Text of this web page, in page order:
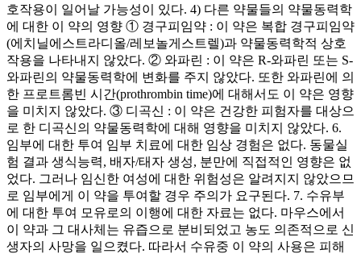
호작용이 일어날 가능성이 있다. 4) 다른 약물들의 약물동력학
에 대한 이 약의 영향 ① 경구피임약 : 이 약은 복합 경구피임약
(에치닐에스트라디올/레보놀게스트렐)과 약물동력학적 상호
작용을 나타내지 않았다. ② 와파린 : 이 약은 R-와파린 또는 S-
와파린의 약물동력학에 변화를 주지 않았다. 또한 와파린에 의
한 프로트롬빈 시간(prothrombin time)에 대해서도 이 약은 영향
을 미치지 않았다. ③ 디곡신 : 이 약은 건강한 피험자를 대상으
로 한 디곡신의 약물동력학에 대해 영향을 미치지 않았다. 6.
임부에 대한 투여 임부 치료에 대한 임상 경험은 없다. 동물실
험 결과 생식능력, 배자/태자 생성, 분만에 직접적인 영향은 없
었다. 그러나 임신한 여성에 대한 위험성은 알려지지 않았으므
로 임부에게 이 약을 투여할 경우 주의가 요구된다. 7. 수유부
에 대한 투여 모유로의 이행에 대한 자료는 없다. 마우스에서
이 약과 그 대사체는 유즙으로 분비되었고 농도 의존적으로 신
생자의 사망을 일으켰다. 따라서 수유중 이 약의 사용은 피해